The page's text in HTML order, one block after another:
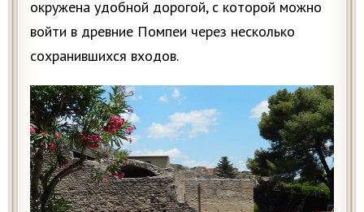
окружена удобной дорогой, с которой можно
войти в древние Помпеи через несколько
сохранившихся входов.